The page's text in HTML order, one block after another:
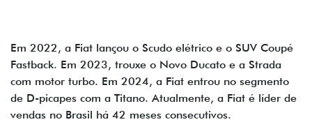
Em 2022, a Fiat lançou o Scudo elétrico e o SUV Coupé
Fastback. Em 2023, trouxe o Novo Ducato e a Strada
com motor turbo. Em 2024, a Fiat entrou no segmento
de D-picapes com a Titano. Atualmente, a Fiat é líder de
vendas no Brasil há 42 meses consecutivos.